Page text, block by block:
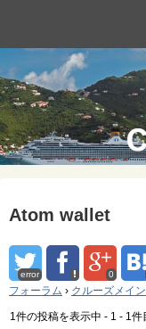
Atom wallet
error 0
フォーラム › クルーズメイ
1件の投稿を表示中 - 1 - 1件